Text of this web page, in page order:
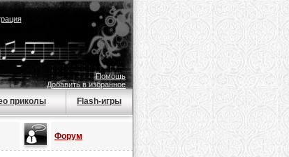
Помощь
Добавить в избранное
приколы Flash-игры
Форум